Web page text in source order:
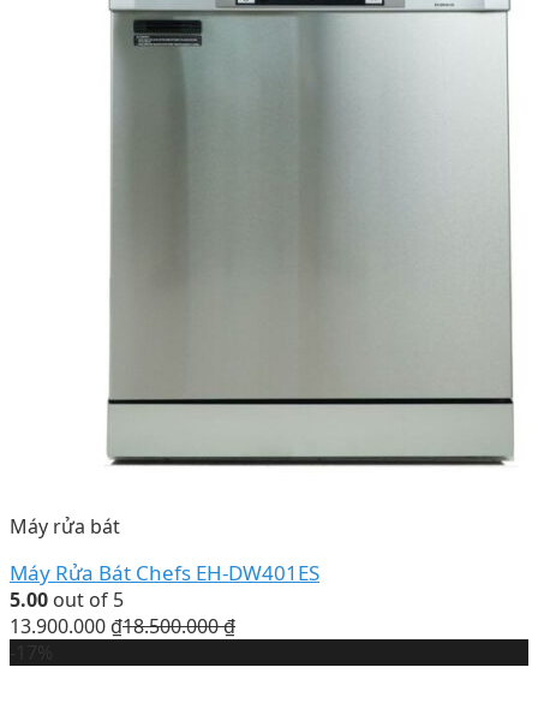
Máy rửa bát
Máy Rửa Bát Chefs EH-DW401ES
5.00 out of 5
13.900.000 ₫18.500.000₫